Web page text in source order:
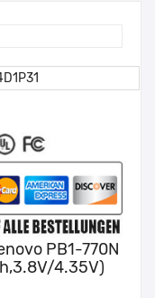
PB1-770N
4.35V)